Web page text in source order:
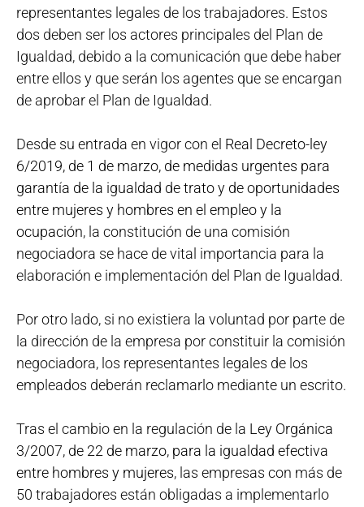
representantes legales de los trabajadores. Estos
dos deben ser los actores principales del Plan de
Igualdad, debido a la comunicación que debe haber
entre ellos y que serán los agentes que se encargan
de aprobar el Plan de Igualdad.
Desde su entrada en vigor con el Real Decreto-ley
6/2019, de 1 de marzo, de medidas urgentes para
garantía de la igualdad de trato y de oportunidades
entre mujeres y hombres en el empleo y la
ocupación, la constitución de una comisión
negociadora se hace de vital importancia para la
elaboración e implementación del Plan de Igualdad.
Por otro lado, si no existiera la voluntad por parte de
la dirección de la empresa por constituir la comisión
negociadora, los representantes legales de los
empleados deberán reclamarlo mediante un escrito.
Tras el cambio en la regulación de la Ley Orgánica
3/2007, de 22 de marzo, para la igualdad efectiva
entre hombres y mujeres, las empresas con más de
50 trabajadores están obligadas a implementarlo